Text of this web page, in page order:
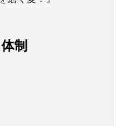
制